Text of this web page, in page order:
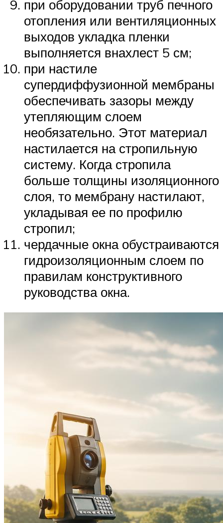
при оборудовании труб печного
отопления или вентиляционных
выходов укладка пленки
выполняется внахлест 5 см;
при настиле
супердиффузионной мембраны
обеспечивать зазоры между
утепляющим слоем
необязательно. Этот материал
настилается на стропильную
систему. Когда стропила
больше толщины изоляционного
слоя, то мембрану настилают,
укладывая ее по профилю
стропил;
чердачные окна обустраиваются
гидроизоляционным слоем по
правилам конструктивного
руководства окна.